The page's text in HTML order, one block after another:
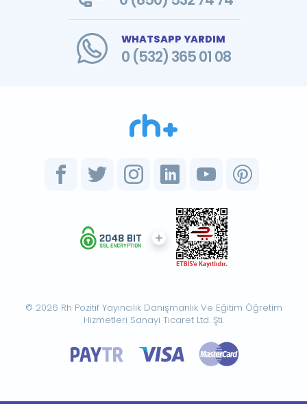
WHATSAPP YARDIM
0 (532) 365 01 08
© 2026 Rh Pozitif Yayıncılık Danışmanlık Ve Eğitim Öğretim
Hizmetleri Sanayi Ticaret Ltd. Şti.